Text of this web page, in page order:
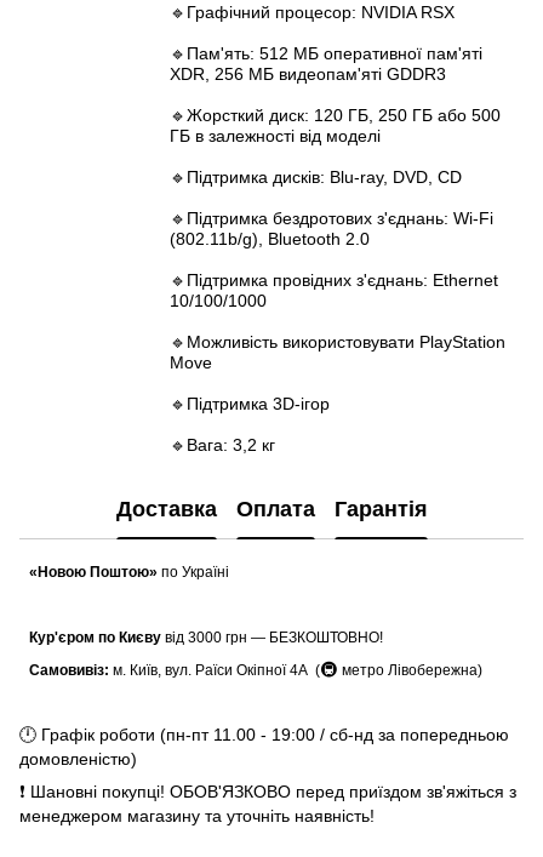
🔹Графічний процесор: NVIDIA RSX
🔹Пам'ять: 512 МБ оперативної пам'яті
XDR, 256 МБ видеопам'яті GDDR3
🔹Жорсткий диск: 120 ГБ, 250 ГБ або 500
ГБ в залежності від моделі
🔹Підтримка дисків: Blu-ray, DVD, CD
🔹Підтримка бездротових з'єднань: Wi-Fi
(802.11b/g), Bluetooth 2.0
🔹Підтримка провідних з'єднань: Ethernet
10/100/1000
🔹Можливість використовувати PlayStation
Move
🔹Підтримка 3D-ігор
🔹Вага: 3,2 кг
Доставка Оплата Гарантія
«Новою Поштою» по Україні
Кур'єром по Києву від 3000 грн — БЕЗКОШТОВНО!
Самовивіз: м. Київ, вул. Раїси Окіпної 4А (🚇 метро Лівобережна)
🕛 Графік роботи (пн-пт 11.00 - 19:00 / сб-нд за попередньою
домовленістю)
❗ Шановні покупці! ОБОВ'ЯЗКОВО перед приїздом зв'яжіться з
менеджером магазину та уточніть наявність!